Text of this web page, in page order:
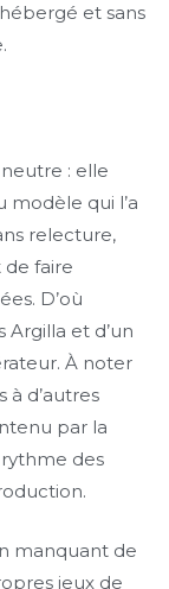
et sans
: elle
modèle qui l’a
relecture,
de faire
D’où
Argilla et d’un
À noter
à d’autres
par la
des
manquant de
jeux de